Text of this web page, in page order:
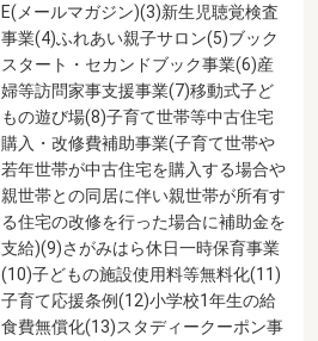
E(メールマガジン)(3)新生児聴覚検査
事業(4)ふれあい親子サロン(5)ブック
スタート・セカンドブック事業(6)産
婦等訪問家事支援事業(7)移動式子ど
もの遊び場(8)子育て世帯等中古住宅
購入・改修費補助事業(子育て世帯や
若年世帯が中古住宅を購入する場合や
親世帯との同居に伴い親世帯が所有す
る住宅の改修を行った場合に補助金を
支給)(9)さがみはら休日一時保育事業
(10)子どもの施設使用料等無料化(11)
子育て応援条例(12)小学校1年生の給
食費無償化(13)スタディークーポン事